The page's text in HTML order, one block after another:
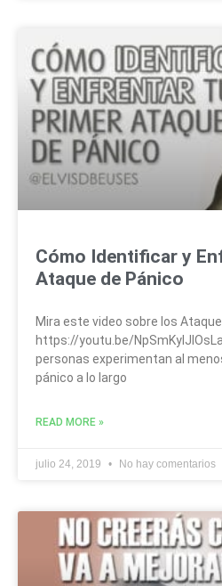
Cómo Identificar y
Ataque de Pánico
Mira este video sobre los
https://youtu.be/
personas experimentan al
pánico a lo largo
READ MORE »
julio 24, 2019 No hay comentarios